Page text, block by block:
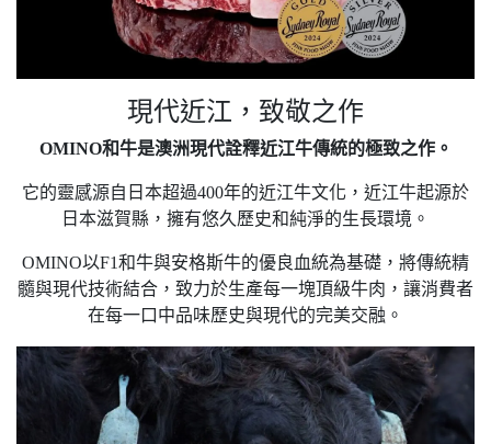
現代近江，致敬之作
OMINO和牛是澳洲現代詮釋近江牛傳統的極致之作。
它的靈感源自日本超過400年的近江牛文化，近江牛起源於
日本滋賀縣，擁有悠久歷史和純淨的生長環境。
OMINO以F1和牛與安格斯牛的優良血統為基礎，將傳統精
髓與現代技術結合，致力於生產每一塊頂級牛肉，讓消費者
在每一口中品味歷史與現代的完美交融。